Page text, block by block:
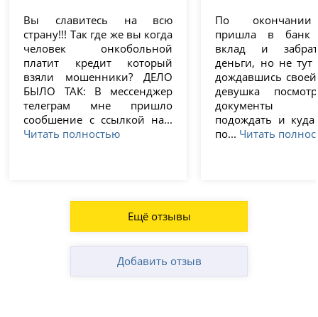
Вы славитесь на всю
страну!!! Так где же вы когда
человек онкобольной
платит кредит который
взяли мошенники? ДЕЛО
БЫЛО ТАК: В мессенджер
телеграм мне пришло
сообшение с ссылкой на...
Читать полностью
По
пришла в банк
вклад и
деньги, но не
дождавшись
девушка
документы
подождать и
по... Читать
Ещё отзывы
Добавить отзыв